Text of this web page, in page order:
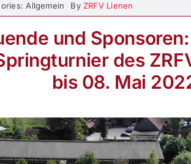
Allgemein ByZRFV Lienen
und
des
bis 08. Mai